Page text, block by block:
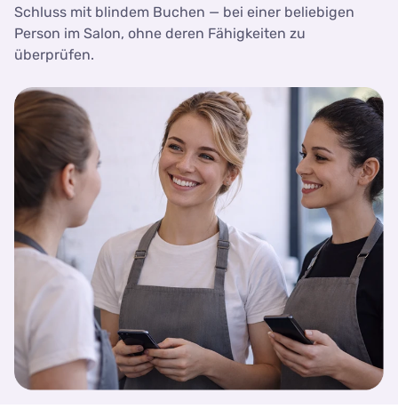
Schluss mit blindem Buchen — bei einer beliebigen
Person im Salon, ohne deren Fähigkeiten zu
überprüfen.